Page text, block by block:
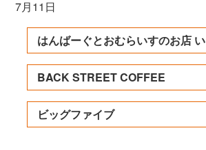
7月11日
はんばーぐとおむらいすのお店
BACK STREET COFFEE
ビッグファイブ